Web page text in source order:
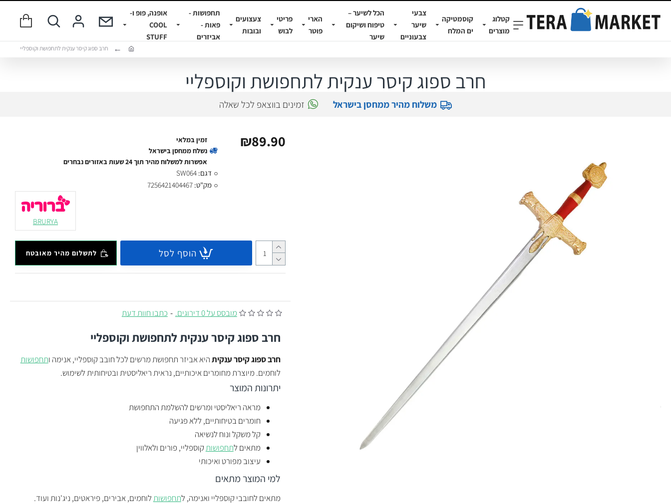
קטלוג
מוצרים
קוסמטיקה
ים המלח
צבעי
שיער
צבעוניים
הכל לשיער –
טיפוח ושיקום
שיער
הארי
פוטר
פריטי
לבוש
צעצועים
ובובות
תחפושות -
פאות -
אביזרים
אופנה, פופ ו-
COOL
STUFF
חרב ספוג קיסר ענקית לתחפושת וקוספליי
חרב ספוג קיסר ענקית לתחפושת וקוספליי
משלוח מהיר ממחסן בישראל זמינים בווצאפ לכל שאלה
מובסס על 0 דירוגים. - כתבו חוות דעת
₪89.90
זמין במלאי
נשלח ממחסן בישראל
אפשרות למשלוח מהיר תוך 24 שעות באזורים נבחרים
דגם: SW064
מק"ט: 7256421404467
BRURYA
הוסף לסל לתשלום מהיר מאובטח
חרב ספוג קיסר ענקיתלתחפושת וקוספליי
חרב ספוג קיסר ענקיתהיא אביזר תחפושת מרשים לכל חובב קוספליי, אנימה ותחפושות
לוחמים. מיוצרת מחומרים איכותיים, נראית ריאליסטית ובטיחותית לשימוש.
יתרונות המוצר
מראה ריאליסטי ומרשים להשלמת התחפושת
חומרים בטיחותיים, ללא פגיעה
קל משקל ונוח לנשיאה
מתאים לתחפושותקוספליי, פורים ולאלווין
עיצוב מפורט ואיכותי
למי המוצר מתאים
מתאים לחובבי קוספליי ואנימה, לתחפושותלוחמים, אבירים, פיראטים, ניג'נות ועוד.